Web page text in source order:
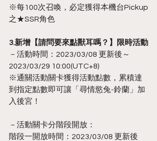
※每100次召喚，必定獲得本機台Pickup
之★SSR角色
3.新增【請問要來點獸耳嗎？】限時活動
－活動時間：2023/03/08 更新後～
2023/03/29 10:00(UTC+8)
※通關活動關卡獲得活動點數，累積達
到指定點數即可讓「尋情慾兔-鈴蘭」加
入後宮！
－活動關卡分階段開放：
階段一開放時間：2023/03/08 更新後